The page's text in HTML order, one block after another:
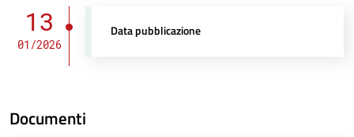
13
01/2026
Data pubblicazione
Documenti